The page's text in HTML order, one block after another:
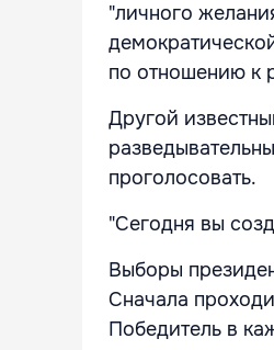
"личного
по отношению к
Другой
проголосовать.
"Сегодня вы
Выборы
Сначала
Победитель в